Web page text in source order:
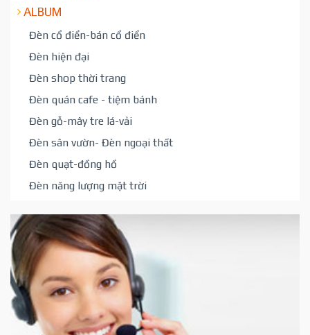
ALBUM
Đèn cổ điển-bán cổ điển
Đèn hiện đại
Đèn shop thời trang
Đèn quán cafe - tiệm bánh
Đèn gỗ-mây tre lá-vải
Đèn sân vườn- Đèn ngoại thất
Đèn quạt-đồng hồ
Đèn năng lượng mặt trời